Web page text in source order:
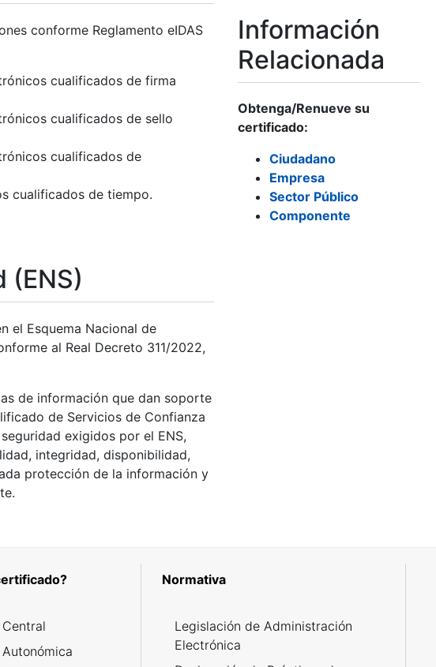
conforme Reglamento eIDAS
cualificados de firma
cualificados de sello
cualificados de
cualificados de tiempo.
(ENS)
el Esquema Nacional de
al Real Decreto 311/2022,
de información que dan soporte
de Servicios de Confianza
exigidos por el ENS,
integridad, disponibilidad,
protección de la información y
Información
Relacionada
Obtenga/Renueve su
certificado:
Ciudadano
Empresa
Sector Público
Componente
Normativa
Legislación de Administración
Electrónica